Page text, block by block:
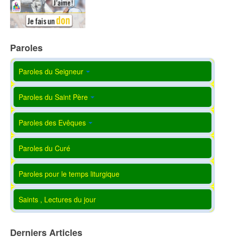
Paroles
Paroles du Seigneur
Paroles du Saint Père
Paroles des Evêques
Paroles du Curé
Paroles pour le temps liturgique
Saints , Lectures du jour
Derniers Articles